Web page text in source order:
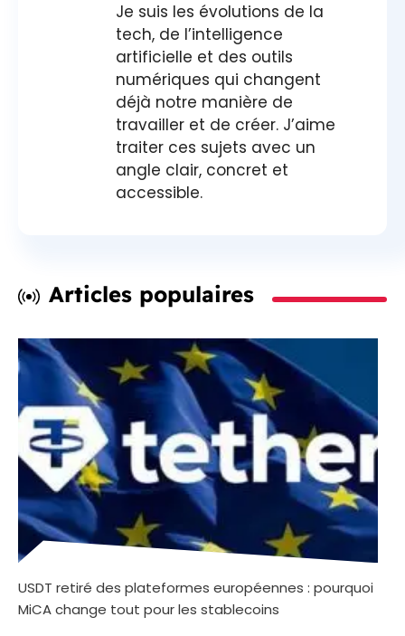
Je suis les évolutions de la
tech, de l’intelligence
artificielle et des outils
numériques qui changent
déjà notre manière de
travailler et de créer. J’aime
traiter ces sujets avec un
angle clair, concret et
accessible.
Articles populaires
USDT retiré des plateformes européennes : pourquoi
MiCA change tout pour les stablecoins